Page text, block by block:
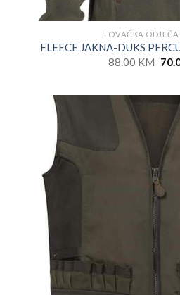
LOVAČKA
FLEECE JAKNA-DUKS
88.00KM